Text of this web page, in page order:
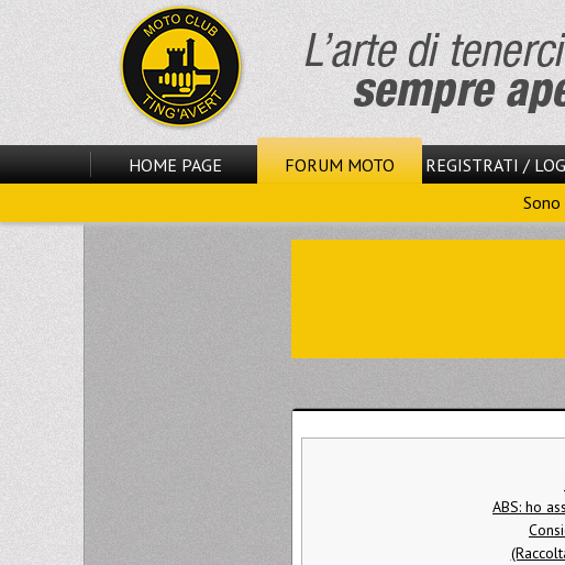
HOME PAGE FORUM MOTO REGISTRATI /
ABS: ho